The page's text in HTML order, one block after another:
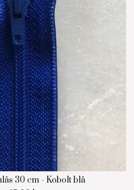
30 cm - Kobolt blå